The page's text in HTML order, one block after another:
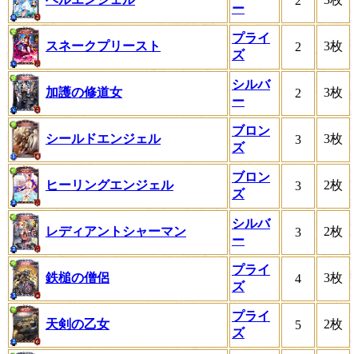
ー
スネークプリースト
プライ
ズ
2 3枚
加護の修道女
シルバ
ー
2 3枚
シールドエンジェル
ブロン
ズ
3 3枚
ヒーリングエンジェル
ブロン
ズ
3 2枚
レディアントシャーマン
シルバ
ー
3 2枚
鉄槌の僧侶
プライ
ズ
4 3枚
天剣の乙女
プライ
ズ
5 2枚